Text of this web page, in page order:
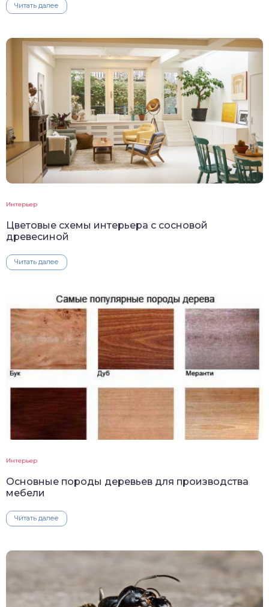
Читать далее
Интерьер
Цветовые схемы интерьера с сосновой
древесиной
Читать далее
Интерьер
Основные породы деревьев для производства
мебели
Читать далее